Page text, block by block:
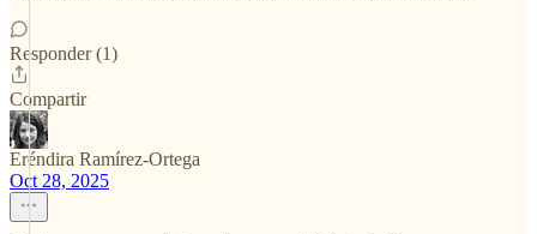
Responder (1)
Compartir
Eréndira Ramírez-Ortega
Oct 28, 2025